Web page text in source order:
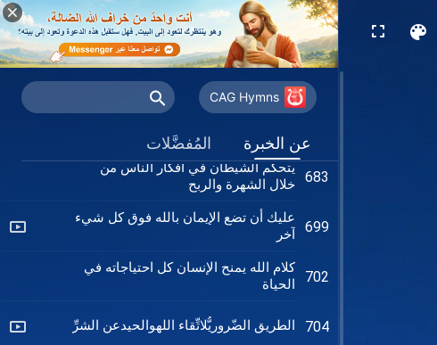
CAG Hymns
عن الخبرة المُفضَّلات
663 ما السبب في ألم الناس؟
683
يتحكم الشيطان في أفكار الناس من
خلال الشهرة والربح
699
عليك أن تضع الإيمان بالله فوق كل شيء
آخر
702
كلام الله يمنح الإنسان كل احتياجاته في
الحياة
704 الطريق الضّروريُّلاتِّقاء اللهوالحيدعن الشرِّ